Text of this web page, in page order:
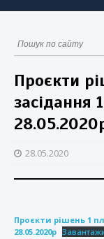
Проєкти
засідання
28.05.2020
Проєкти рішень 1
28.05.2020р